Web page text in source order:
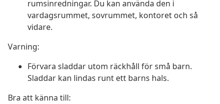
rumsinredningar. Du kan använda den i
vardagsrummet, sovrummet, kontoret och så
vidare.
Varning:
Förvara sladdar utom räckhåll för små barn.
Sladdar kan lindas runt ett barns hals.
Bra att känna till: